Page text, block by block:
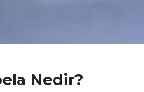
Nedir?